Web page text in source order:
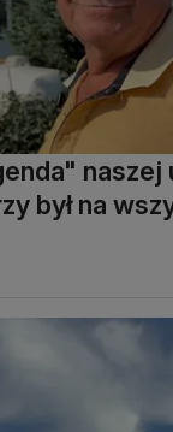
był na